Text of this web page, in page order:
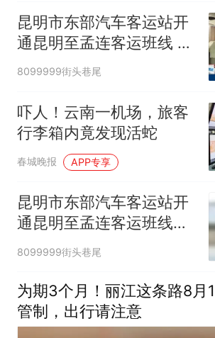
昆明市东部汽车客运站开
通昆明至孟连客运班线 每
天10:40发车
8099999街头巷尾
吓人！云南一机场，旅客
行李箱内竟发现活蛇
春城晚报 APP专享
昆明市东部汽车客运站开
通昆明至孟连客运班线，
每天10:40发车，票价为
#班车
8099999街头巷尾
为期3个月！丽江这条路8月
管制，出行请注意